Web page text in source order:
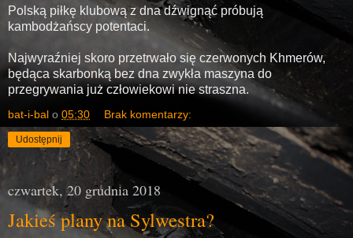
Polską piłkę klubową z dna dźwignąć próbują
kambodżańscy potentaci.
Najwyraźniej skoro przetrwało się czerwonych Khmerów,
będąca skarbonką bez dna zwykła maszyna do
przegrywania już człowiekowi nie straszna.
bat-i-bal o 05:30 Brak komentarzy:
Udostępnij
czwartek, 20 grudnia 2018
Jakieś plany na Sylwestra?